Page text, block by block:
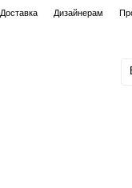
Доставка Дизайнерам